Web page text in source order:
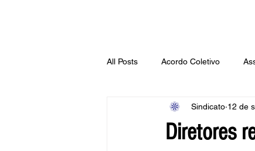
All Posts Acordo Coletivo
Comunicado
Diretores
Sindicato 12 de